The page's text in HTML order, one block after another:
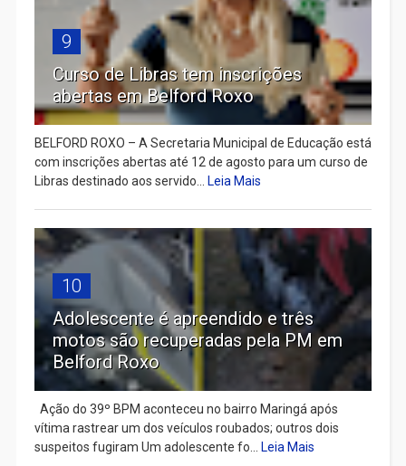
9
Curso de Libras tem inscrições
abertas em Belford Roxo
BELFORD ROXO – A Secretaria Municipal de Educação está
com inscrições abertas até 12 de agosto para um curso de
Libras destinado aos servido... Leia Mais
10
Adolescente é apreendido e três
motos são recuperadas pela PM em
Belford Roxo
Ação do 39º BPM aconteceu no bairro Maringá após
vítima rastrear um dos veículos roubados; outros dois
suspeitos fugiram Um adolescente fo... Leia Mais